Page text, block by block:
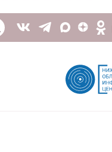
V T X Z O